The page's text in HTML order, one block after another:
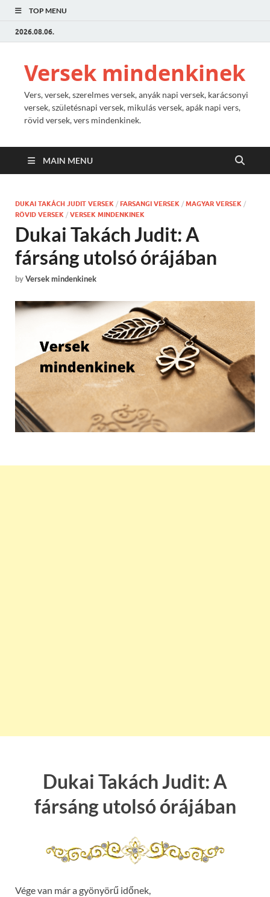
TOP MENU
2026.08.06.
Versek mindenkinek
Vers, versek, szerelmes versek, anyák napi versek, karácsonyi
versek, születésnapi versek, mikulás versek, apák napi vers,
rövid versek, vers mindenkinek.
MAIN MENU
DUKAI TAKÁCH JUDIT VERSEK / FARSANGI VERSEK / MAGYAR VERSEK /
RÖVID VERSEK / VERSEK MINDENKINEK
Dukai Takách Judit: A
fársáng utolsó órájában
byVersek mindenkinek
Dukai Takách Judit: A
fársáng utolsó órájában
Vége van már a gyönyörű időnek,